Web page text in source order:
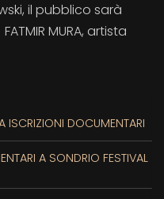
il pubblico sarà
MURA, artista
ISCRIZIONI DOCUMENTARI
A SONDRIO FESTIVAL